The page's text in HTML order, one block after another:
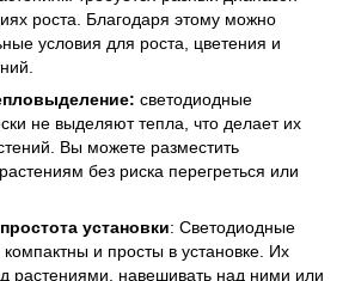
роста. Благодаря этому можно
условия для роста, цветения и
светодиодные
не выделяют тепла, что делает их
Вы можете разместить
без риска перегреться или
установки: Светодиодные
и просты в установке. Их
растениями, навешивать над ними или